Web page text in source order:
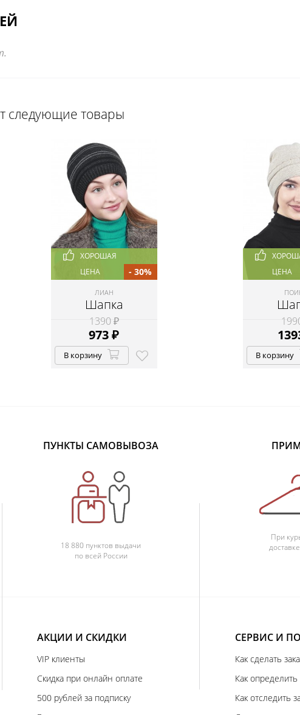
следующие товары
ХОРОШАЯ
ЦЕНА
ЛИАН
Шапка
1390 ₽
973₽
- 30%
В корзину
ЦЕНА
В корзину
ПУНКТЫ САМОВЫВОЗА
18 880 пунктов выдачи
по всей России
При
АКЦИИ И СКИДКИ
VIP клиенты
Скидка при онлайн оплате
500 рублей за подписку
СЕРВИС И
Как сделать
Как
Как отследить